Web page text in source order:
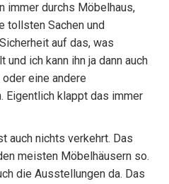
immer durchs Möbelhaus,
tollsten Sachen und
auf das, was
ich kann ihn ja dann auch
eine andere
Eigentlich klappt das immer
auch nichts verkehrt. Das
meisten Möbelhäusern so.
die Ausstellungen da. Das